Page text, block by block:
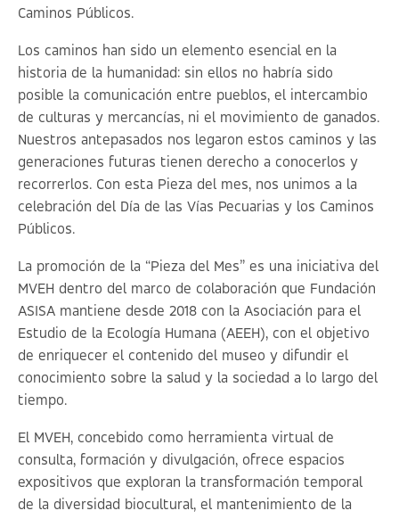
Caminos Públicos.
Los caminos han sido un elemento esencial en la
historia de la humanidad: sin ellos no habría sido
posible la comunicación entre pueblos, el intercambio
de culturas y mercancías, ni el movimiento de ganados.
Nuestros antepasados nos legaron estos caminos y las
generaciones futuras tienen derecho a conocerlos y
recorrerlos. Con esta Pieza del mes, nos unimos a la
celebración del Día de las Vías Pecuarias y los Caminos
Públicos.
La promoción de la “Pieza del Mes” es una iniciativa del
MVEH dentro del marco de colaboración que Fundación
ASISA mantiene desde 2018 con la Asociación para el
Estudio de la Ecología Humana (AEEH), con el objetivo
de enriquecer el contenido del museo y difundir el
conocimiento sobre la salud y la sociedad a lo largo del
tiempo.
El MVEH, concebido como herramienta virtual de
consulta, formación y divulgación, ofrece espacios
expositivos que exploran la transformación temporal
de la diversidad biocultural, el mantenimiento de la